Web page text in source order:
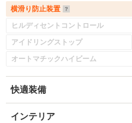
横滑り防止装置
ヒルディセントコントロール
アイドリングストップ
オートマチックハイビーム
快適装備
インテリア